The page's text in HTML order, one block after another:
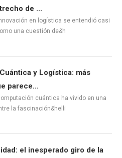
de ...
en logística se entendió casi
una cuestión de&h
y Logística: más
parece...
cuántica ha vivido en una
la fascinación&helli
el inesperado giro de la